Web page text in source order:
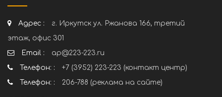
Адрес :
г. Иркутск ул. Ржанова 166, третий
этаж, офис 301
Email :
ap@223-223.ru
Телефон: :
+7 (3952) 223-223 (контакт центр)
Телефон: :
206-788 (реклама на сайте)